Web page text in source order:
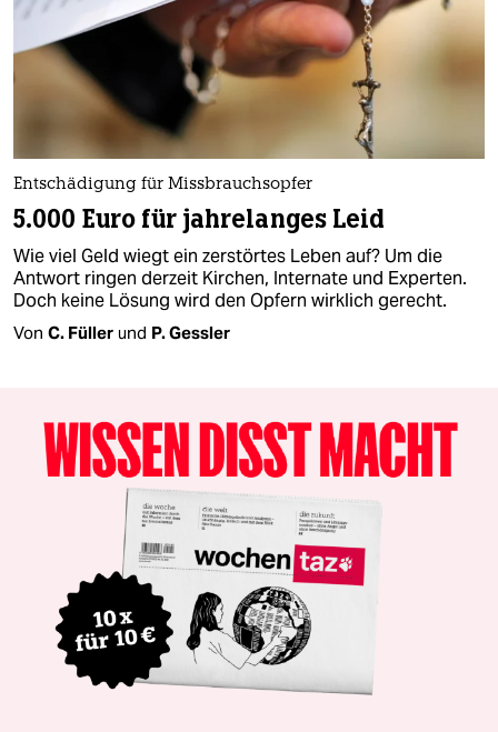
Entschädigung für Missbrauchsopfer
5.000 Euro für jahrelanges Leid
Wie viel Geld wiegt ein zerstörtes Leben auf? Um die
Antwort ringen derzeit Kirchen, Internate und Experten.
Doch keine Lösung wird den Opfern wirklich gerecht.
Von C. Füller und P. Gessler